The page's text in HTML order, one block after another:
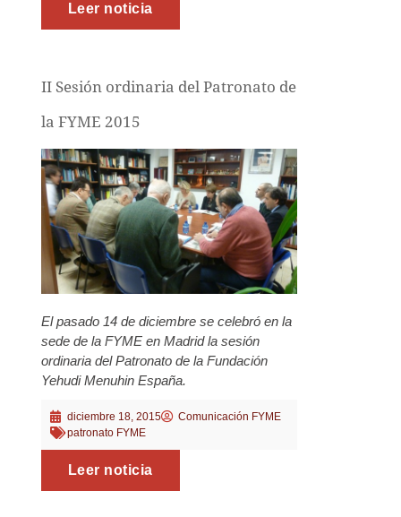
Leer noticia
II Sesión ordinaria del Patronato de
la FYME 2015
El pasado 14 de diciembre se celebró en la
sede de la FYME en Madrid la sesión
ordinaria del Patronato de la Fundación
Yehudi Menuhin España.
diciembre 18, 2015
Comunicación FYME
patronato FYME
Leer noticia